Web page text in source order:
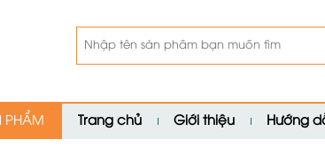
PHẨM Trang chủ Giới thiệu Hướng